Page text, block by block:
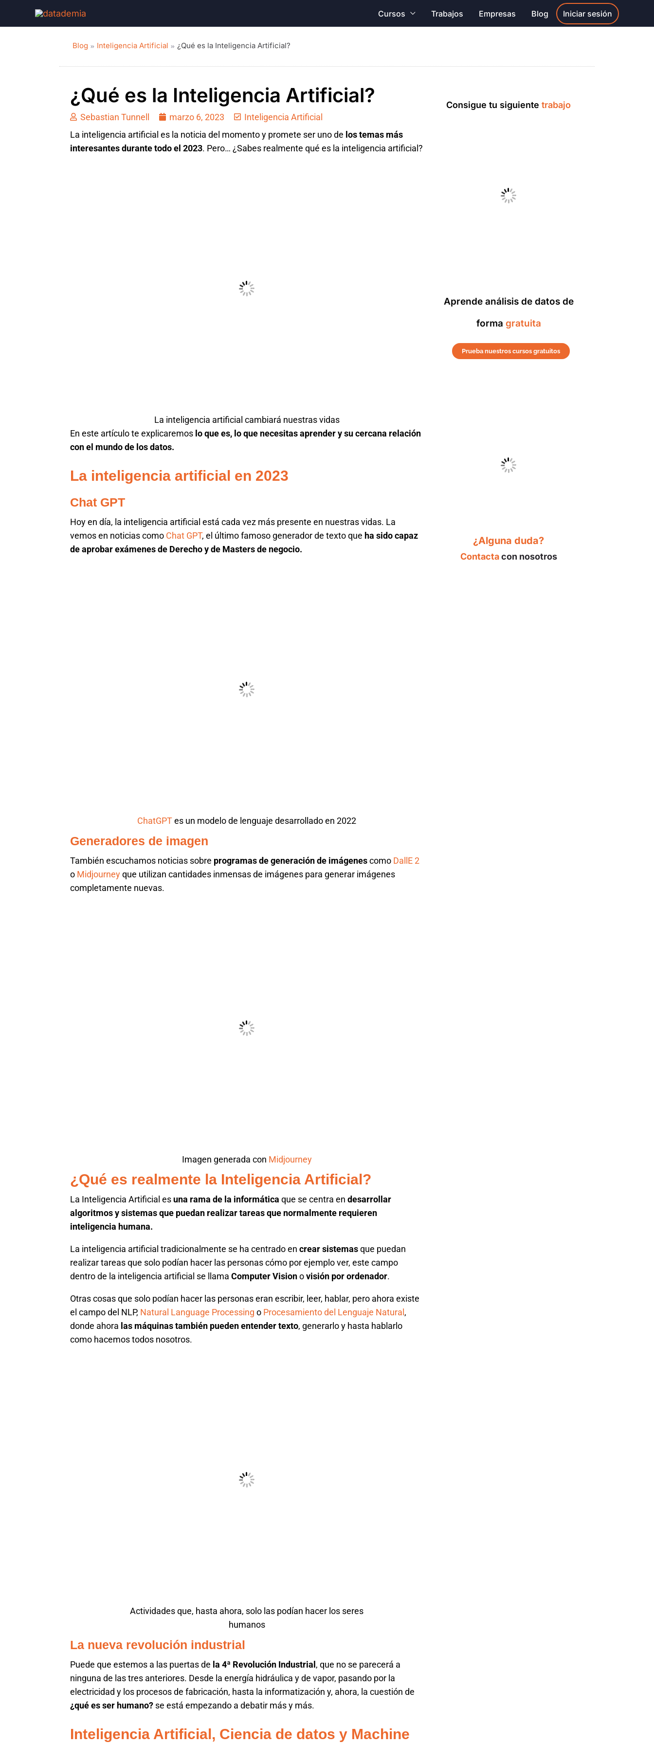
Cursos Trabajos Empresas Blog Iniciar sesión
Blog Inteligencia Artificial ¿Qué es la Inteligencia Artificial?
¿Qué es la Inteligencia Artificial?
Sebastian Tunnell marzo 6, 2023
Inteligencia Artificial
La inteligencia artificial es la noticia del momento y promete ser uno de los temas más
interesantes durante todo el 2023. Pero… ¿Sabes realmente qué es la inteligencia artificial?
La inteligencia artificial cambiará nuestras vidas
En este artículo te explicaremos lo que es, lo que necesitas aprender y su cercana relación
con el mundo de los datos.
La inteligencia artificial en 2023
Chat GPT
Hoy en día, la inteligencia artificial está cada vez más presente en nuestras vidas. La
vemos en noticias como Chat GPT, el último famoso generador de texto que ha sido capaz
de aprobar exámenes de Derecho y de Masters de negocio.
ChatGPTes un modelo de lenguaje desarrollado en 2022
Generadores de imagen
También escuchamos noticias sobre programas de generación de imágenescomo DallE 2
o Midjourneyque utilizan cantidades inmensas de imágenes para generar imágenes
completamente nuevas.
Imagen generada con Midjourney
¿Qué es realmente la Inteligencia Artificial?
La Inteligencia Artificial es una rama de la informática que se centra endesarrollar
algoritmos y sistemas que puedan realizar tareas que normalmente requieren
inteligencia humana.
La inteligencia artificial tradicionalmente se ha centrado encrear sistemasque puedan
realizar tareas que solo podían hacer las personas cómo por ejemplo ver, este campo
dentro de la inteligencia artificial se llamaComputer Visionovisión por ordenador.
Otras cosas que solo podían hacer las personas eran escribir, leer, hablar, pero ahora existe
el campo del NLP, Natural Language Processing o Procesamiento del Lenguaje Natural,
donde ahora las máquinas también pueden entender texto, generarlo y hasta hablarlo
como hacemos todos nosotros.
Actividades que, hasta ahora, solo las podían hacer los seres
humanos
La nueva revolución industrial
Puede que estemos a las puertas de la 4ª Revolución Industrial, que no se parecerá a
ninguna de las tres anteriores. Desde la energía hidráulica y de vapor, pasando por la
electricidad y los procesos de fabricación, hasta la informatización y, ahora, la cuestión de
¿qué es ser humano? se está empezando a debatir más y más.
Inteligencia Artificial, Ciencia de datos y Machine
Consigue tu siguientetrabajo
Aprende análisis de datos de
forma gratuita
Prueba nuestros cursos gratuitos
¿Alguna duda?
Contactacon nosotros